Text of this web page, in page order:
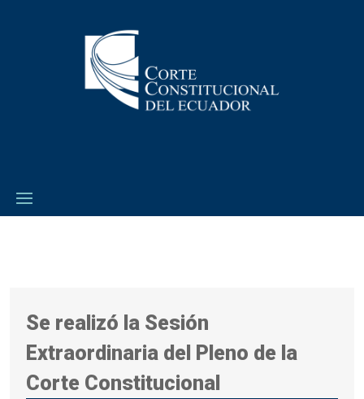
Se realizó la Sesión
Extraordinaria del Pleno de la
Corte Constitucional